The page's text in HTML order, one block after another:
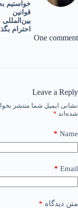
خواستیم
قوانین
بین‌المللی
احترام
One comment
Leave a Reply
نشانی ایمیل شما منتشر
شده‌اند *
Name
*
Email
*
متن دیدگاه *